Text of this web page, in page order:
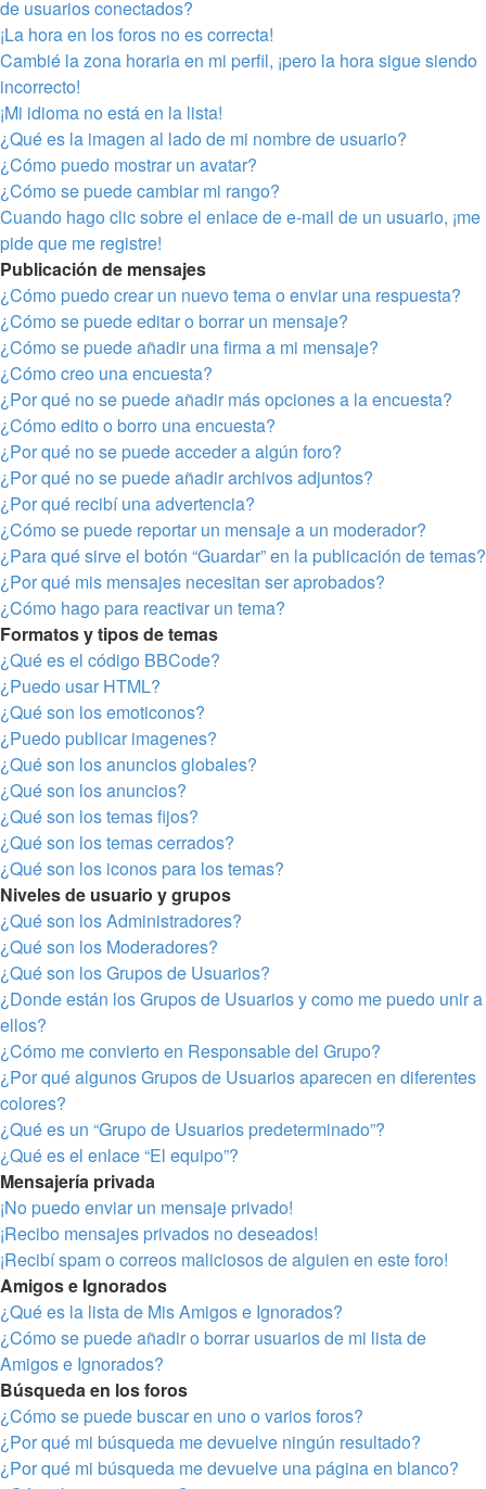
de usuarios conectados?
¡La hora en los foros no es correcta!
Cambié la zona horaria en mi perfil, ¡pero la hora sigue siendo
incorrecto!
¡Mi idioma no está en la lista!
¿Qué es la imagen al lado de mi nombre de usuario?
¿Cómo puedo mostrar un avatar?
¿Cómo se puede cambiar mi rango?
Cuando hago clic sobre el enlace de e-mail de un usuario, ¡me
pide que me registre!
Publicación de mensajes
¿Cómo puedo crear un nuevo tema o enviar una respuesta?
¿Cómo se puede editar o borrar un mensaje?
¿Cómo se puede añadir una firma a mi mensaje?
¿Cómo creo una encuesta?
¿Por qué no se puede añadir más opciones a la encuesta?
¿Cómo edito o borro una encuesta?
¿Por qué no se puede acceder a algún foro?
¿Por qué no se puede añadir archivos adjuntos?
¿Por qué recibí una advertencia?
¿Cómo se puede reportar un mensaje a un moderador?
¿Para qué sirve el botón “Guardar” en la publicación de temas?
¿Por qué mis mensajes necesitan ser aprobados?
¿Cómo hago para reactivar un tema?
Formatos y tipos de temas
¿Qué es el código BBCode?
¿Puedo usar HTML?
¿Qué son los emoticonos?
¿Puedo publicar imagenes?
¿Qué son los anuncios globales?
¿Qué son los anuncios?
¿Qué son los temas fijos?
¿Qué son los temas cerrados?
¿Qué son los iconos para los temas?
Niveles de usuario y grupos
¿Qué son los Administradores?
¿Qué son los Moderadores?
¿Qué son los Grupos de Usuarios?
¿Donde están los Grupos de Usuarios y como me puedo unir a
ellos?
¿Cómo me convierto en Responsable del Grupo?
¿Por qué algunos Grupos de Usuarios aparecen en diferentes
colores?
¿Qué es un “Grupo de Usuarios predeterminado”?
¿Qué es el enlace “El equipo”?
Mensajería privada
¡No puedo enviar un mensaje privado!
¡Recibo mensajes privados no deseados!
¡Recibí spam o correos maliciosos de alguien en este foro!
Amigos e Ignorados
¿Qué es la lista de Mis Amigos e Ignorados?
¿Cómo se puede añadir o borrar usuarios de mi lista de
Amigos e Ignorados?
Búsqueda en los foros
¿Cómo se puede buscar en uno o varios foros?
¿Por qué mi búsqueda me devuelve ningún resultado?
¿Por qué mi búsqueda me devuelve una página en blanco?